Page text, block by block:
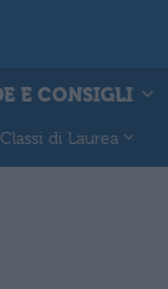
E CONSIGLI
Classi di Laurea